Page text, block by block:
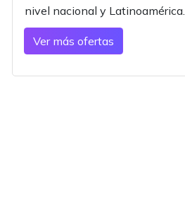
nivel nacional y Latinoamérica.
Ver más ofertas